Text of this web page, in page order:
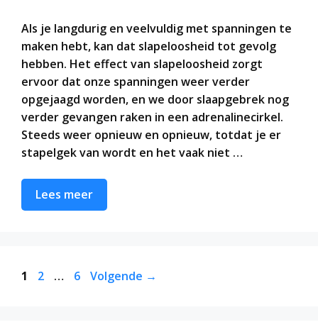
Als je langdurig en veelvuldig met spanningen te
maken hebt, kan dat slapeloosheid tot gevolg
hebben. Het effect van slapeloosheid zorgt
ervoor dat onze spanningen weer verder
opgejaagd worden, en we door slaapgebrek nog
verder gevangen raken in een adrenalinecirkel.
Steeds weer opnieuw en opnieuw, totdat je er
stapelgek van wordt en het vaak niet …
Lees meer
Pagina
1 Pagina
2 … Pagina
6 Volgende →